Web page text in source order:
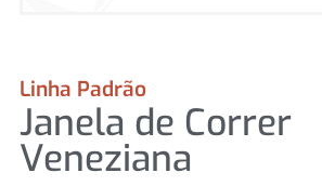
Linha Padrão
Janela de Correr
Veneziana